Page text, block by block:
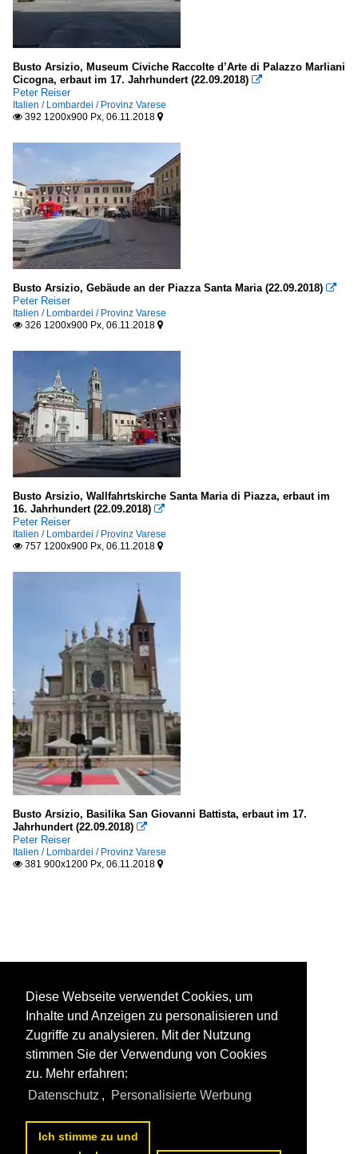
Busto Arsizio, Museum Civiche Raccolte d’Arte di Palazzo Marliani
Cicogna, erbaut im 17. Jahrhundert (22.09.2018) 
Peter Reiser
Italien / Lombardei / Provinz Varese
 392 1200x900 Px, 06.11.2018 
Busto Arsizio, Gebäude an der Piazza Santa Maria (22.09.2018) 
Peter Reiser
Italien / Lombardei / Provinz Varese
 326 1200x900 Px, 06.11.2018 
Busto Arsizio, Wallfahrtskirche Santa Maria di Piazza, erbaut im
16. Jahrhundert (22.09.2018) 
Peter Reiser
Italien / Lombardei / Provinz Varese
 757 1200x900 Px, 06.11.2018 
Busto Arsizio, Basilika San Giovanni Battista, erbaut im 17.
Jahrhundert (22.09.2018) 
Peter Reiser
Italien / Lombardei / Provinz Varese
 381 900x1200 Px, 06.11.2018 
Diese Webseite verwendet Cookies, um
Inhalte und Anzeigen zu personalisieren und
Zugriffe zu analysieren. Mit der Nutzung
stimmen Sie der Verwendung von Cookies
zu. Mehr erfahren:
Datenschutz , Personalisierte Werbung
Ich stimme zu und